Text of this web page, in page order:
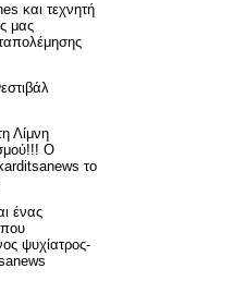
και τεχνητή
μας
Λίμνη
Ο
το
ένας
που
ψυχίατρος-